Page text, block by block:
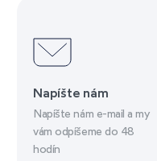
Napíšte nám
Napíšte nám e-mail a my
vám odpíšeme do 48
hodín